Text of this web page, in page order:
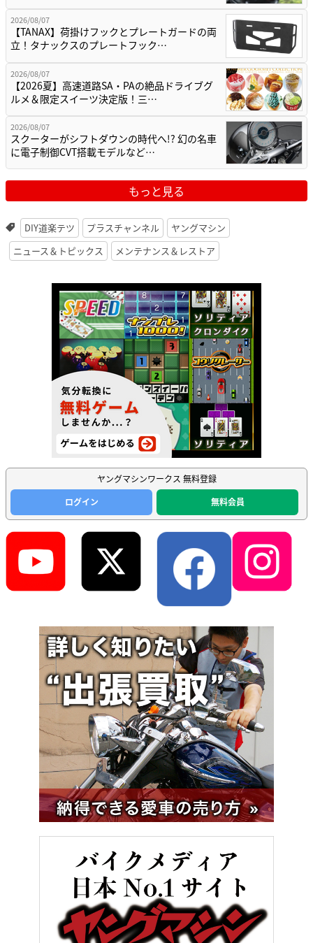
2026/08/07
【TANAX】荷掛けフックとプレートガードの両
立！タナックスのプレートフック…
2026/08/07
【2026夏】高速道路SA・PAの絶品ドライブグ
ルメ＆限定スイーツ決定版！三…
2026/08/07
スクーターがシフトダウンの時代へ!? 幻の名車
に電子制御CVT搭載モデルなど…
もっと見る
DIY道楽テツ プラスチャンネル
ヤングマシン
ニュース＆トピックス
メンテナンス＆レストア
ヤングマシンワークス 無料登録
ログイン
無料会員